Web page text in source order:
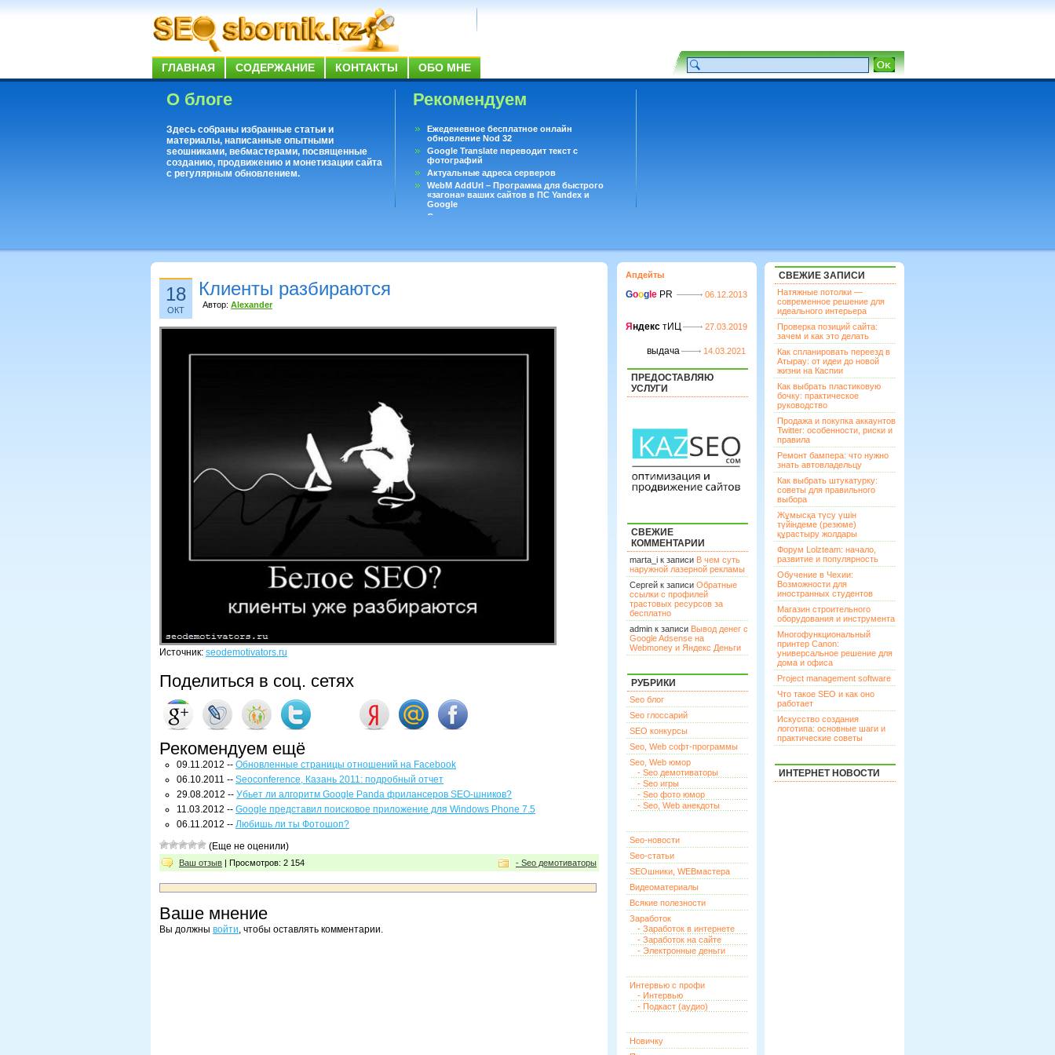
ГЛАВНАЯ СОДЕРЖАНИЕ КОНТАКТЫ ОБО МНЕ
О блоге
Здесь собраны избранные статьи и
материалы, написанные опытными
seoшниками, вебмастерами, посвященные
созданию, продвижению и монетизации сайта
с регулярным обновлением.
Рекомендуем
Ежеденевное бесплатное онлайн
обновление Nod 32
Google Translate переводит текст с
фотографий
Актуальные адреса серверов
WebM AddUrl – Программа для быстрого
«загона» ваших сайтов в ПС Yandex и
Google
Существует вопросы, на которые не может
18
ОКТ
Клиенты разбираются
Автор: Alexander
Источник: seodemotivators.ru
Поделиться в соц. сетях
Рекомендуем ещё
09.11.2012 -- Обновленные страницы отношений на Facebook
06.10.2011 -- Seoconference, Казань 2011: подробный отчет
29.08.2012 -- Убьет ли алгоритм Google Panda фрилансеров SEO-шников?
11.03.2012 -- Google представил поисковое приложение для Windows Phone 7.5
06.11.2012 -- Любишь ли ты Фотошоп?
(Еще не оценили)
Ваш отзыв | Просмотров: 2 154 - Seo демотиваторы
Ваше мнение
Вы должны войти, чтобы оставлять комментарии.
Апдейты
Goog le PR 06.12.2013
Я ндекс тИЦ 27.03.2019
выдача 14.03.2021
ПРЕДОСТАВЛЯЮ
УСЛУГИ
СВЕЖИЕ
КОММЕНТАРИИ
marta_i к записи В чем суть
наружной лазерной рекламы
Сергей к записи Обратные
ссылки с профилей
трастовых ресурсов за
бесплатно
admin к записи Вывод денег с
Google Adsense на
Webmoney и Яндекс Деньги
РУБРИКИ
Seo блог
Seo глоссарий
SEO конкурсы
Seo, Web софт-программы
Seo, Web юмор
- Seo демотиваторы
- Seo игры
- Seo фото юмор
- Seo, Web анекдоты
Seo-новости
Seo-статьи
SEOшники, WEBмастера
Видеоматериалы
Всякие полезности
Заработок
- Заработок в интернете
- Заработок на сайте
- Электронные деньги
Интервью с профи
- Интервью
- Подкаст (аудио)
Новичку
СВЕЖИЕ ЗАПИСИ
Натяжные потолки —
современное решение для
идеального интерьера
Проверка позиций сайта:
зачем и как это делать
Как спланировать переезд в
Атырау: от идеи до новой
жизни на Каспии
Как выбрать пластиковую
бочку: практическое
руководство
Продажа и покупка аккаунтов
Twitter: особенности, риски и
правила
Ремонт бампера: что нужно
знать автовладельцу
Как выбрать штукатурку:
советы для правильного
выбора
Жұмысқа түсу үшін
түйіндеме (резюме)
құрастыру жолдары
Форум Lolzteam: начало,
развитие и популярность
Обучение в Чехии:
Возможности для
иностранных студентов
Магазин строительного
оборудования и инструмента
Многофункциональный
принтер Canon:
универсальное решение для
дома и офиса
Project management software
Что такое SEO и как оно
работает
Искусство создания
логотипа: основные шаги и
практические советы
ИНТЕРНЕТ НОВОСТИ